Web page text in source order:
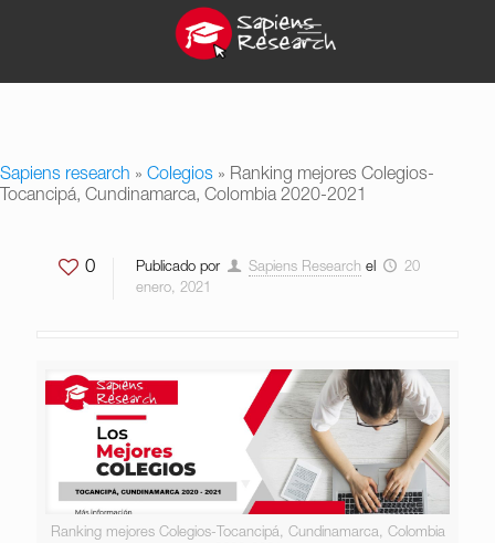
Sapiens research » Colegios » Ranking mejores Colegios-
Tocancipá, Cundinamarca, Colombia 2020-2021
0 Publicado por Sapiens Research el
20
enero, 2021
Ranking mejores Colegios-Tocancipá, Cundinamarca, Colombia